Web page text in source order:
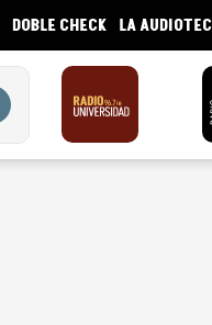
DOBLE CHECK LA